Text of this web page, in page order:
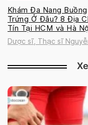
Khám Đa Nang Buồng
Trứng Ở Đâu? 8 Địa
Tín Tại HCM và Hà
2026
Dược sĩ, Thạc sĩ